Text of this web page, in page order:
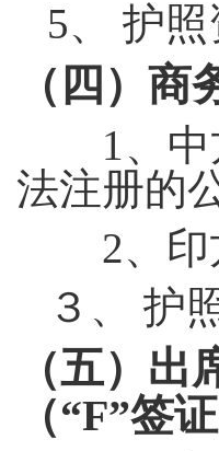
5、 护
（四） 商
1 、
法注册的
2、
３、 护
（五） 出
（“F”签证